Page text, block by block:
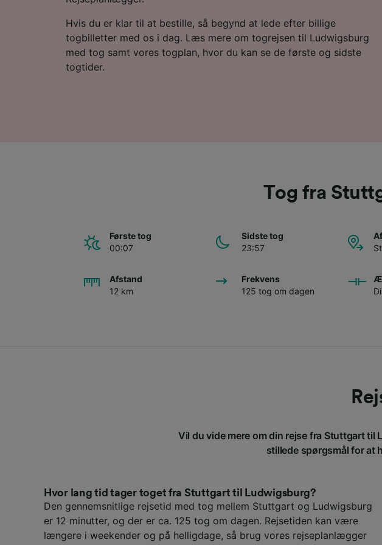
Hvis du er klar til at bestille, så begynd at lede efter billige
togbilletter med os i dag. Læs mere om togrejsen til Ludwigsburg
med tog samt vores togplan, hvor du kan se de første og sidste
togtider.
Tog fra
Første tog
00:07
Sidste tog
23:57
Afstand
12 km
Frekvens
125 tog om dagen
Vil du vide mere om din rejse fra Stuttgart
stillede spørgsmål for at
Hvor lang tid tager toget fra Stuttgart til Ludwigsburg?
Den gennemsnitlige rejsetid med tog mellem Stuttgart og Ludwigsburg
er 12 minutter, og der er ca. 125 tog om dagen. Rejsetiden kan være
længere i weekender og på helligdage, så brug vores rejseplanlægger